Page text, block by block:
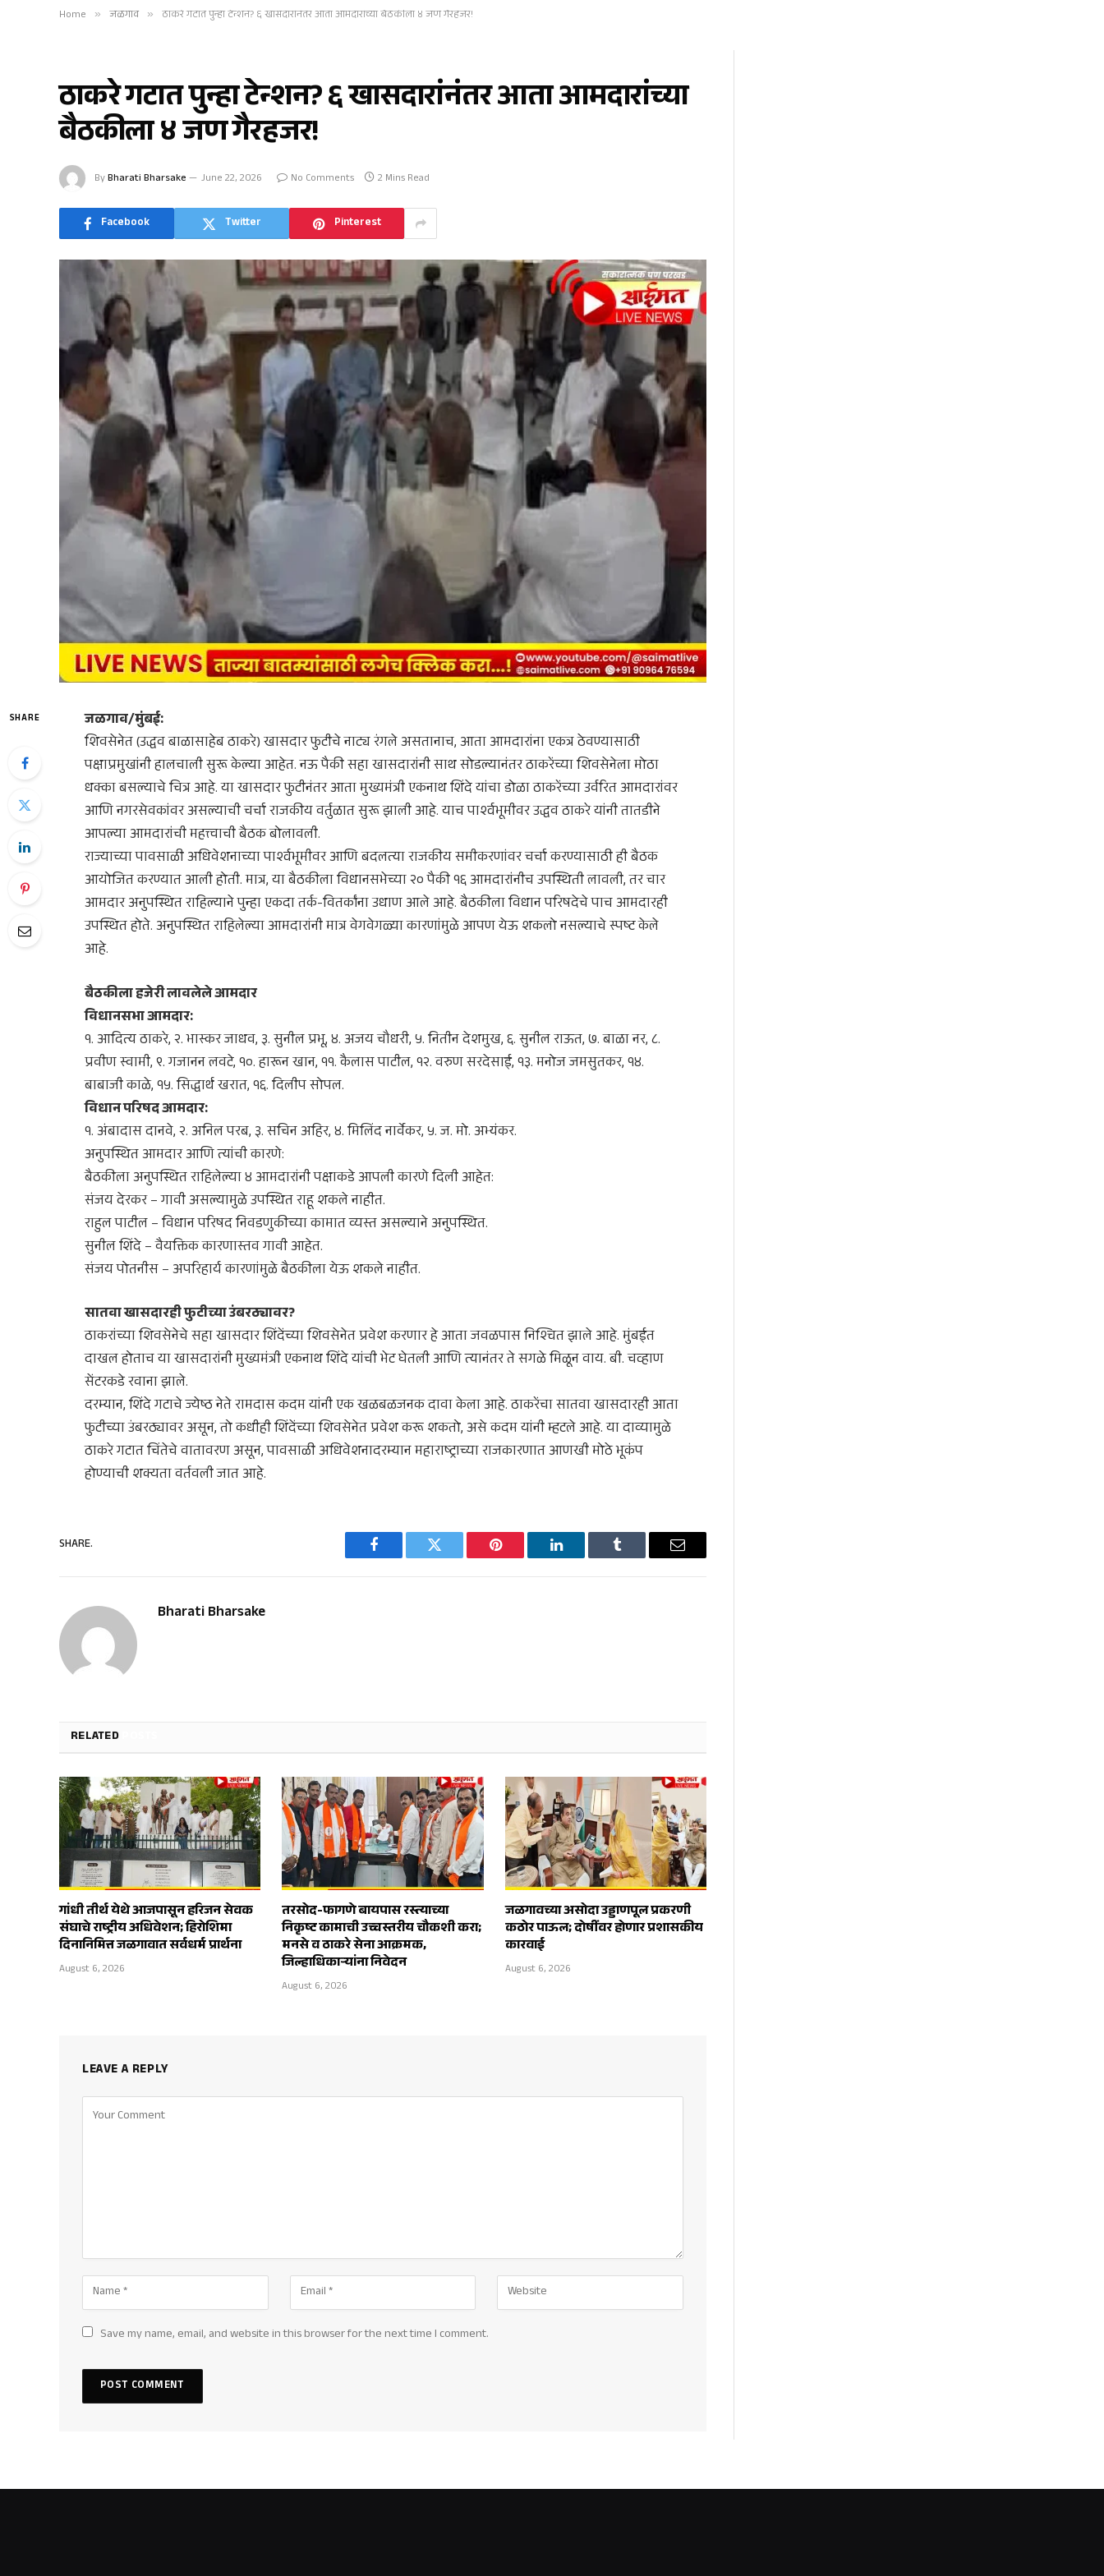
Home » जळगाव » ​ठाकरे गटात पुन्हा टेन्शन? ६ खासदारांनंतर आता आमदारांच्या बैठकीला ४ जण गैरहजर!
​ठाकरे गटात पुन्हा टेन्शन? ६ खासदारांनंतर आता आमदारांच्या
बैठकीला ४ जण गैरहजर!
ByBharati Bharsake June 22, 2026 No Comments 2 Mins Read
Facebook Twitter Pinterest
SHARE
जळगाव/मुंबई:
शिवसेनेत (उद्धव बाळासाहेब ठाकरे) खासदार फुटीचे नाट्य रंगले असतानाच, आता आमदारांना एकत्र ठेवण्यासाठी
पक्षाप्रमुखांनी हालचाली सुरू केल्या आहेत. नऊ पैकी सहा खासदारांनी साथ सोडल्यानंतर ठाकरेंच्या शिवसेनेला मोठा
धक्का बसल्याचे चित्र आहे. या खासदार फुटीनंतर आता मुख्यमंत्री एकनाथ शिंदे यांचा डोळा ठाकरेंच्या उर्वरित आमदारांवर
आणि नगरसेवकांवर असल्याची चर्चा राजकीय वर्तुळात सुरू झाली आहे. याच पार्श्वभूमीवर उद्धव ठाकरे यांनी तातडीने
आपल्या आमदारांची महत्त्वाची बैठक बोलावली.
​राज्याच्या पावसाळी अधिवेशनाच्या पार्श्वभूमीवर आणि बदलत्या राजकीय समीकरणांवर चर्चा करण्यासाठी ही बैठक
आयोजित करण्यात आली होती. मात्र, या बैठकीला विधानसभेच्या २० पैकी १६ आमदारांनीच उपस्थिती लावली, तर चार
आमदार अनुपस्थित राहिल्याने पुन्हा एकदा तर्क-वितर्कांना उधाण आले आहे. बैठकीला विधान परिषदेचे पाच आमदारही
उपस्थित होते. अनुपस्थित राहिलेल्या आमदारांनी मात्र वेगवेगळ्या कारणांमुळे आपण येऊ शकलो नसल्याचे स्पष्ट केले
आहे.
​बैठकीला हजेरी लावलेले आमदार
​विधानसभा आमदार:
१. आदित्य ठाकरे, २. भास्कर जाधव, ३. सुनील प्रभू, ४. अजय चौधरी, ५. नितीन देशमुख, ६. सुनील राऊत, ७. बाळा नर, ८.
प्रवीण स्वामी, ९. गजानन लवटे, १०. हारून खान, ११. कैलास पाटील, १२. वरुण सरदेसाई, १३. मनोज जमसुतकर, १४.
बाबाजी काळे, १५. सिद्धार्थ खरात, १६. दिलीप सोपल.
​विधान परिषद आमदार:
१. अंबादास दानवे, २. अनिल परब, ३. सचिन अहिर, ४. मिलिंद नार्वेकर, ५. ज. मो. अभ्यंकर.
​अनुपस्थित आमदार आणि त्यांची कारणे:
​बैठकीला अनुपस्थित राहिलेल्या ४ आमदारांनी पक्षाकडे आपली कारणे दिली आहेत:
​संजय देरकर – गावी असल्यामुळे उपस्थित राहू शकले नाहीत.
​राहुल पाटील – विधान परिषद निवडणुकीच्या कामात व्यस्त असल्याने अनुपस्थित.
​सुनील शिंदे – वैयक्तिक कारणास्तव गावी आहेत.
​संजय पोतनीस – अपरिहार्य कारणांमुळे बैठकीला येऊ शकले नाहीत.
​सातवा खासदारही फुटीच्या उंबरठ्यावर?
​ठाकरांच्या शिवसेनेचे सहा खासदार शिंदेंच्या शिवसेनेत प्रवेश करणार हे आता जवळपास निश्चित झाले आहे. मुंबईत
दाखल होताच या खासदारांनी मुख्यमंत्री एकनाथ शिंदे यांची भेट घेतली आणि त्यानंतर ते सगळे मिळून वाय. बी. चव्हाण
सेंटरकडे रवाना झाले.
​दरम्यान, शिंदे गटाचे ज्येष्ठ नेते रामदास कदम यांनी एक खळबळजनक दावा केला आहे. ठाकरेंचा सातवा खासदारही आता
फुटीच्या उंबरठ्यावर असून, तो कधीही शिंदेंच्या शिवसेनेत प्रवेश करू शकतो, असे कदम यांनी म्हटले आहे. या दाव्यामुळे
ठाकरे गटात चिंतेचे वातावरण असून, पावसाळी अधिवेशनादरम्यान महाराष्ट्राच्या राजकारणात आणखी मोठे भूकंप
होण्याची शक्यता वर्तवली जात आहे.
SHARE.
Facebook Twitter Pinterest LinkedIn Tumblr Email
Bharati Bharsake
RELATED
गांधी तीर्थ येथे आजपासून हरिजन सेवक
संघाचे राष्ट्रीय अधिवेशन; हिरोशिमा
दिनानिमित्त जळगावात सर्वधर्म प्रार्थना
August 6, 2026
तरसोद-फागणे बायपास रस्त्याच्या
निकृष्ट कामाची उच्चस्तरीय चौकशी करा;
मनसे व ठाकरे सेना आक्रमक,
जिल्हाधिकाऱ्यांना निवेदन
August 6, 2026
जळगावच्या असोदा उड्डाणपूल प्रकरणी
कठोर पाऊल; दोषींवर होणार प्रशासकीय
कारवाई
August 6, 2026
LEAVE A REPLY
Save my name, email, and website in this browser for the next time I comment.